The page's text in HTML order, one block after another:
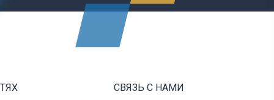
СВЯЗЬ С НАМИ